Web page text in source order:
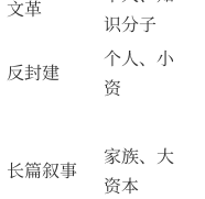
文革
识分子
反封建
个人、小
资
长篇叙事
家族、大
资本